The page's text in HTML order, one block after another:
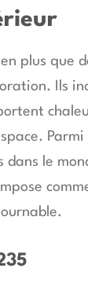
plus que
Ils
Parmi
dans le